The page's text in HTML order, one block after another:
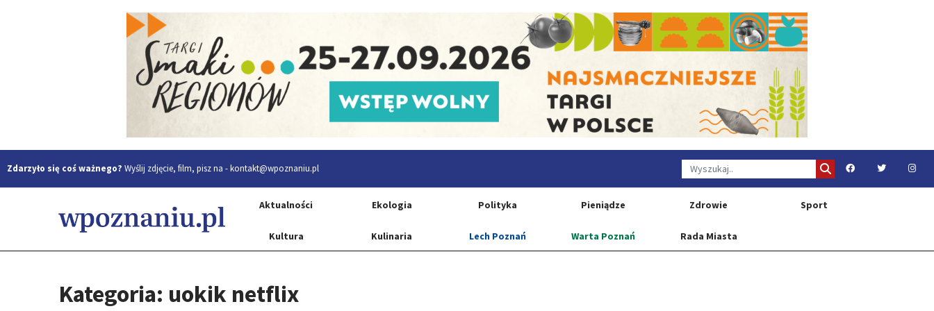
Zdarzyło się coś ważnego? Wyślij zdjęcie, film, pisz na -kontakt@wpoznaniu.pl
Aktualności Ekologia Polityka Pieniądze Zdrowie Sport
Kultura Kulinaria Lech Poznań Warta Poznań Rada Miasta
Kategoria: uokik netflix